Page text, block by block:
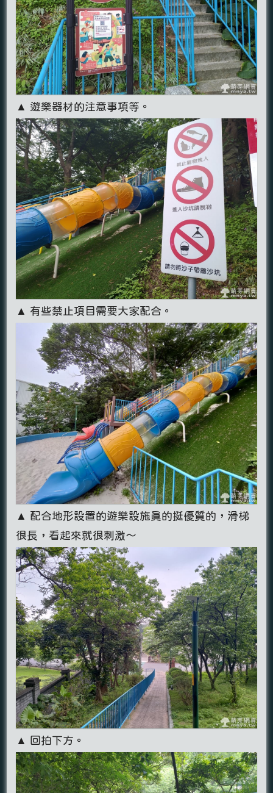
▲ 遊樂器材的注意事項等。
▲ 有些禁止項目需要大家配合。
▲ 配合地形設置的遊樂設施真的挺優質的，滑梯
很長，看起來就很刺激～
▲ 回拍下方。